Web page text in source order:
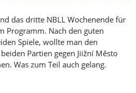
das dritte NBLL Wochenende für
Programm. Nach den guten
Spiele, wollte man den
Partien gegen Jiižní Město
Was zum Teil auch gelang.